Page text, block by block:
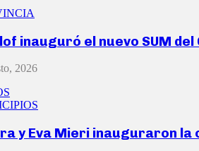
inauguró el nuevo SUM
2026
y Eva Mieri inauguraron la